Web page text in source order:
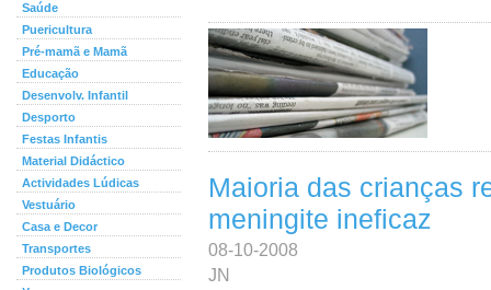
Saúde
Puericultura
Pré-mamã e Mamã
Educação
Desenvolv. Infantil
Desporto
Festas Infantis
Material Didáctico
Actividades Lúdicas
Vestuário
Casa e Decor
Transportes
Produtos Biológicos
Maioria das crianças
meningite ineficaz
08-10-2008
JN